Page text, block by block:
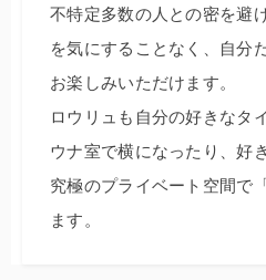
不特定多数の人との密を避
を気にすることなく、自分
お楽しみいただけます。
ロウリュも自分の好きなタ
ウナ室で横になったり、好
究極のプライベート空間で
ます。